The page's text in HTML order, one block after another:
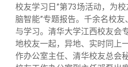
专业委员会
兴趣群体
捐赠纪事
捐赠方法
《水木清华》
我要订阅
清华人物
清华故事
校友服务
终身学习
校友总会
校友学习日”第73场活动，为
脑智能”专题报告。千余名校
与学习。清华大学江西校友会
地校友一起，异地、实时同上
作办公室主任、清华校友总会